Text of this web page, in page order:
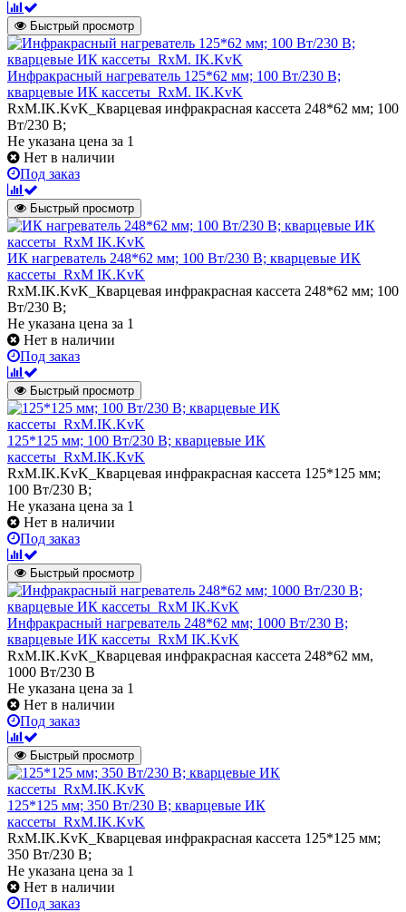
Быстрый просмотр
Инфракрасный нагреватель 125*62 мм; 100 Вт/230 В;
кварцевые ИК кассеты_RxM. IK.KvK
RxM.IK.KvK_Кварцевая инфракрасная кассета 248*62 мм; 100
Вт/230 В;
Не указана цена за 1
Нет в наличии
Под заказ
Быстрый просмотр
ИК нагреватель 248*62 мм; 100 Вт/230 В; кварцевые ИК
кассеты_RxM IK.KvK
RxM.IK.KvK_Кварцевая инфракрасная кассета 248*62 мм; 100
Вт/230 В;
Не указана цена за 1
Нет в наличии
Под заказ
Быстрый просмотр
125*125 мм; 100 Вт/230 В; кварцевые ИК
кассеты_RxM.IK.KvK
RxM.IK.KvK_Кварцевая инфракрасная кассета 125*125 мм;
100 Вт/230 В;
Не указана цена за 1
Нет в наличии
Под заказ
Быстрый просмотр
Инфракрасный нагреватель 248*62 мм; 1000 Вт/230 В;
кварцевые ИК кассеты_RxM IK.KvK
RxM.IK.KvK_Кварцевая инфракрасная кассета 248*62 мм,
1000 Вт/230 В
Не указана цена за 1
Нет в наличии
Под заказ
Быстрый просмотр
125*125 мм; 350 Вт/230 В; кварцевые ИК
кассеты_RxM.IK.KvK
RxM.IK.KvK_Кварцевая инфракрасная кассета 125*125 мм;
350 Вт/230 В;
Не указана цена за 1
Нет в наличии
Под заказ